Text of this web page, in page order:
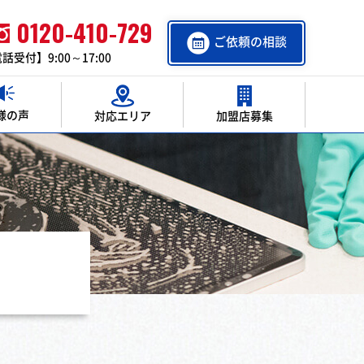
0120-410-729
話受付】9:00～17:00
ご依頼の相談
の声 対応エリア 加盟店募集